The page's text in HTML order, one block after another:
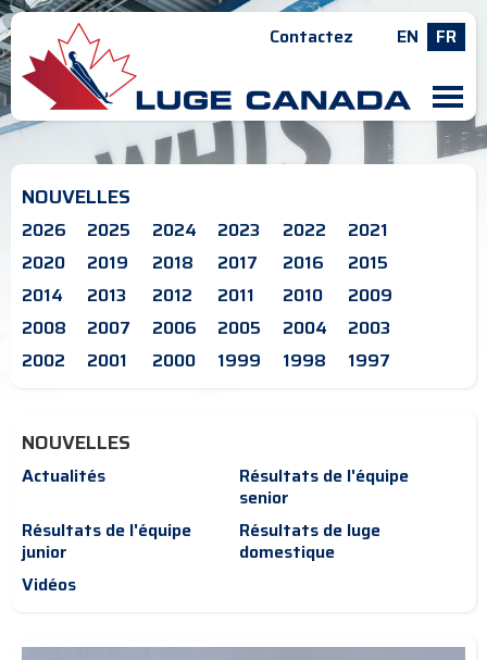
Contactez EN FR
M
NOUVELLES
2026 2025 2024 2023 2022
2021
2020
2019 2018 2017 2016
2015
2014
2013 2012 2011 2010
2009
2008
2007 2006 2005 2004
2003
2002
2001 2000 1999 1998 1997
NOUVELLES
Actualités
Résultats de l'équipe
senior
Résultats de l'équipe
junior
Résultats de luge
domestique
Vidéos